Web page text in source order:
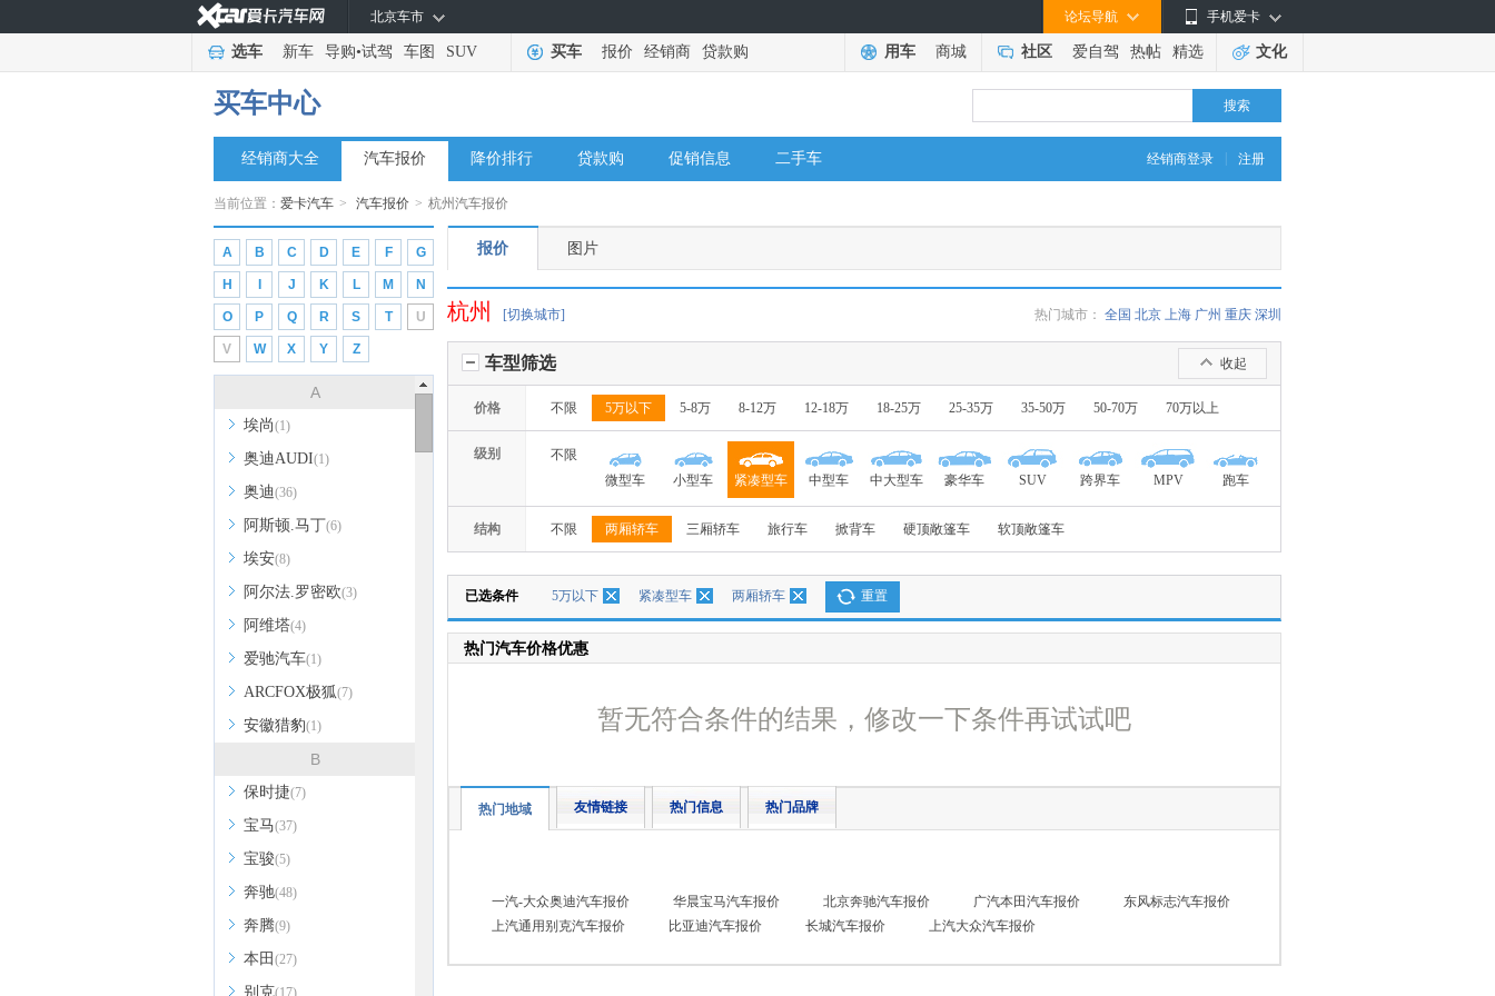
手机爱卡
论坛导航
北京车市
选车 新车 导购•试驾 车图 SUV 买车 报价 经销商 贷款购 用车 商城 社区 爱自驾 热帖 精选 文化
买车中心 搜索
经销商登录 注册
经销商大全 汽车报价 降价排行 贷款购 促销信息 二手车
当前位置： 爱卡汽车 > 汽车报价 > 杭州汽车报价
A B C D E F G
H J K L M N
O P Q R S T U
V W X Y Z
A
埃尚(1)
奥迪AUDI(1)
奥迪(36)
阿斯顿.马丁(6)
埃安(8)
阿尔法.罗密欧(3)
阿维塔(4)
爱驰汽车(1)
ARCFOX极狐(7)
安徽猎豹(1)
B
保时捷(7)
宝马(37)
宝骏(5)
奔驰(48)
奔腾(9)
本田 (27)
别克(17)
报价 图片
热门城市： 全国 北京 上海 广州 重庆 深圳
杭州 [切换城市]
收起
车型筛选
价格 不限 5万以下 5-8万 8-12万 12-18万 18-25万 25-35万 35-50万 50-70万 70万以上
级别
不限
微型车
小型车 紧凑型车 中型车 中大型车 豪华车 SUV 跨界车 MPV 跑车
结构 不限 两厢轿车 三厢轿车 旅行车 掀背车 硬顶敞篷车 软顶敞篷车
已选条件 5万以下 紧凑型车 两厢轿车 重置
热门汽车价格优惠
暂无符合条件的结果，修改一下条件再试试吧
热门地域 友情链接 热门信息 热门品牌
一汽-大众奥迪汽车报价 华晨宝马汽车报价 北京奔驰汽车报价 广汽本田汽车报价
东风标志汽车报价
上汽通用别克汽车报价
比亚迪汽车报价 长城汽车报价 上汽大众汽车报价